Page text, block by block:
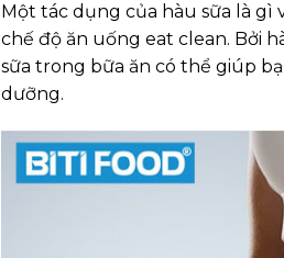
Một tác dụng của hàu sữa là gì
chế độ ăn uống eat clean. Bởi
sữa trong bữa ăn có thể giúp
dưỡng.